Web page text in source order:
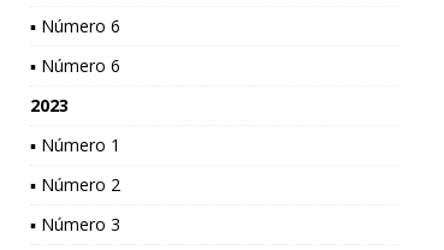
▪ Número 6
▪ Número 6
2023
▪ Número 1
▪ Número 2
▪ Número 3